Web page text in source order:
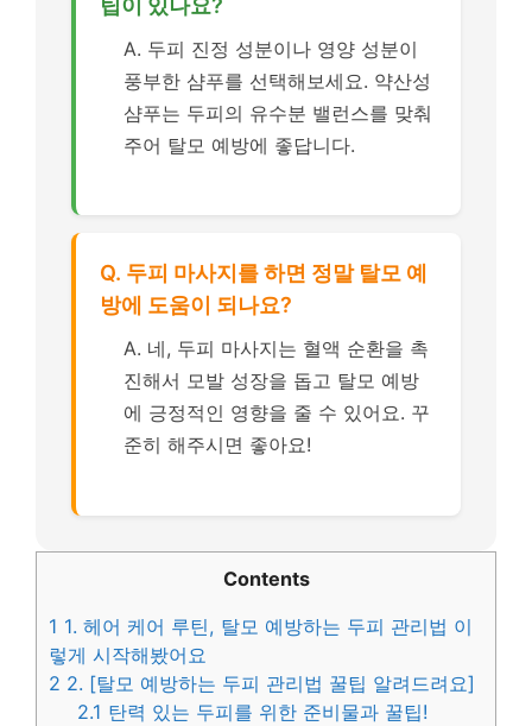
A. 두피 진정 성분이나 영양 성분이
풍부한 샴푸를 선택해보세요. 약산성
샴푸는 두피의 유수분 밸런스를 맞춰
주어 탈모 예방에 좋답니다.
Q. 두피 마사지를 하면 정말 탈모 예
방에 도움이 되나요?
A. 네, 두피 마사지는 혈액 순환을 촉
진해서 모발 성장을 돕고 탈모 예방
에 긍정적인 영향을 줄 수 있어요. 꾸
준히 해주시면 좋아요!
Contents
1 1. 헤어 케어 루틴, 탈모 예방하는 두피 관리법 이
렇게 시작해봤어요
2 2. [탈모 예방하는 두피 관리법 꿀팁 알려드려요]
2.1 탄력 있는 두피를 위한 준비물과 꿀팁!